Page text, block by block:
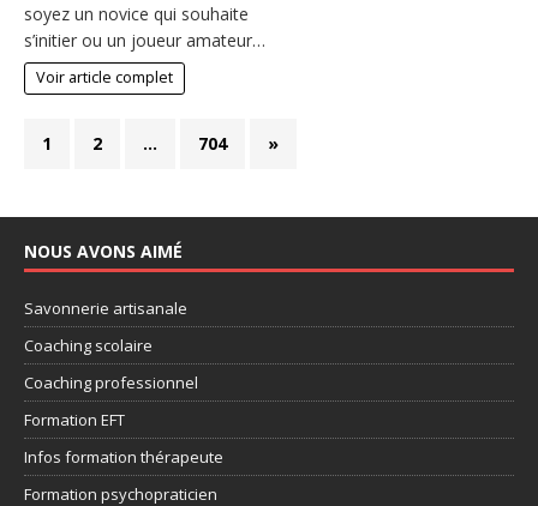
soyez un novice qui souhaite
s’initier ou un joueur amateur…
Voir article complet
1 2 … 704 »
NOUS AVONS AIMÉ
Savonnerie artisanale
Coaching scolaire
Coaching professionnel
Formation EFT
Infos formation thérapeute
Formation psychopraticien